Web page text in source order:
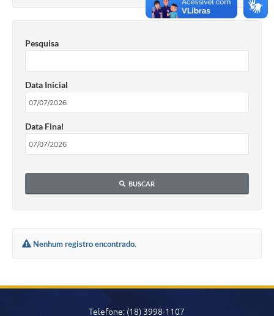
SIC
Arquivos para Download
SELEÇÃO PÚBLICA PARA PREVIDÊNCIA COMPLEMENTAR
Galeria de Fotos
Pesquisa
Data Inicial
Data Final
BUSCAR
Nenhum registro encontrado.
Telefone: (18) 3998-1107